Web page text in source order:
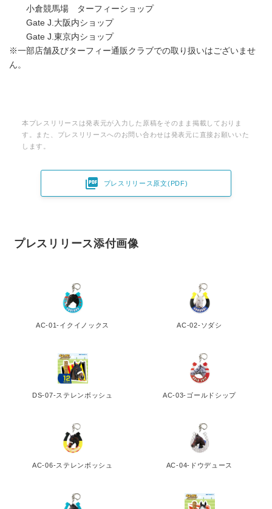
小倉競馬場 ターフィーショップ
Gate J.大阪内ショップ
Gate J.東京内ショップ
※一部店舗及びターフィー通販クラブでの取り扱いはございませ
ん。
本プレスリリースは発表元が入力した原稿をそのまま掲載しておりま
す。また、プレスリリースへのお問い合わせは発表元に直接お願いいた
します。
 プレスリリース原文(PDF)
プレスリリース添付画像
AC-01-イクイノックス AC-02-ソダシ
DS-07-ステレンボッシュ AC-03-ゴールドシップ
AC-06-ステレンボッシュ AC-04-ドウデュース